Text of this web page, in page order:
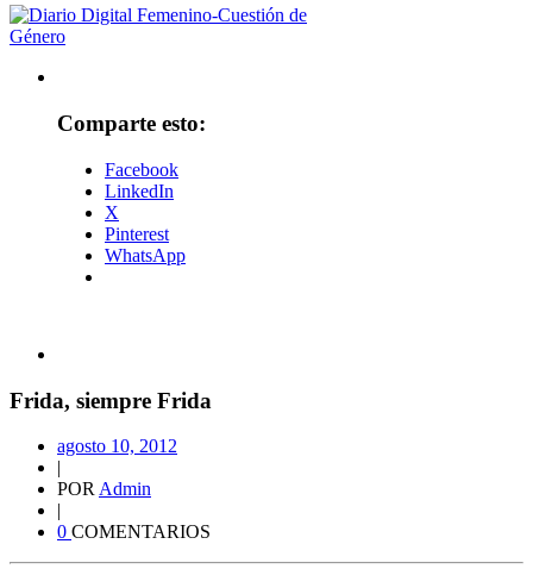
Comparte esto:
Facebook
LinkedIn
X
Pinterest
WhatsApp
Frida, siempre Frida
agosto 10, 2012
|
POR Admin
|
0 COMENTARIOS